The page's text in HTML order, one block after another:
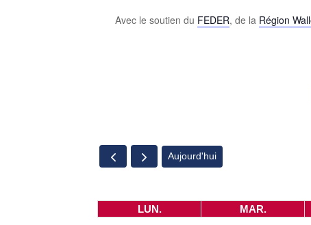
Avec le soutien du FEDER, de la Région
Aujourd'hui
LUN. MAR.